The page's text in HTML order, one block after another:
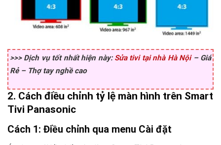
>>> Dịch vụ tốt nhất hiện này: Sửa tivi tại nhà Hà Nội– Giá
Rẻ – Thợ tay nghề cao
2. Cách điều chỉnh tỷ lệ màn hình trên Smart
Tivi Panasonic
Cách 1: Điều chỉnh qua menu Cài đặt